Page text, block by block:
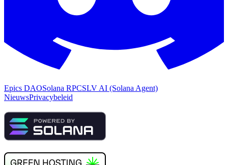
Epics DAOSolana RPCSLV AI (Solana Agent)
NieuwsPrivacybeleid